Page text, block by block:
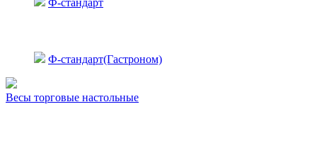
Ф-стандарт
Ф-стандарт(Гастроном)
Весы торговые настольные